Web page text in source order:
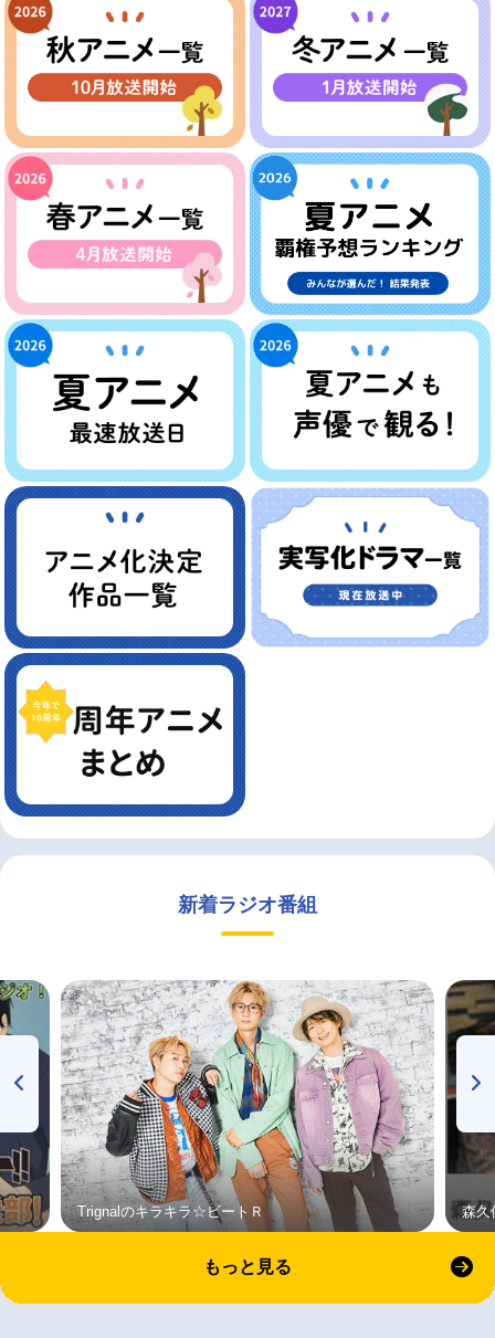
新着ラジオ番組
Trignalのキラキラ☆ビートＲ 森久
もっと見る